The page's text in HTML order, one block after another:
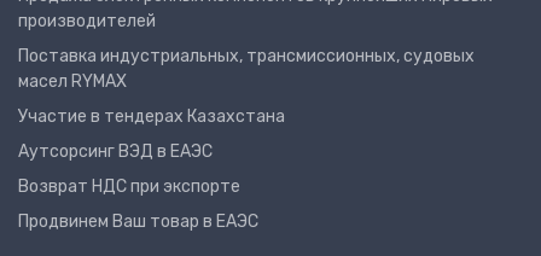
производителей
Поставка индустриальных, трансмиссионных, судовых
масел RYMAX
Участие в тендерах Казахстана
Аутсорсинг ВЭД в ЕАЭС
Возврат НДС при экспорте
Продвинем Ваш товар в ЕАЭС